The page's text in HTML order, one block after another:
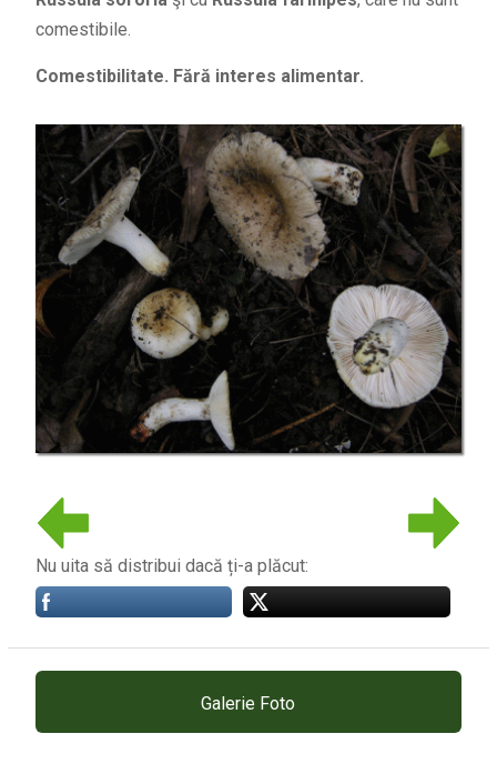
comestibile.
Comestibilitate. Fără interes alimentar.
Nu uita să distribui dacă ți-a plăcut:
Galerie Foto